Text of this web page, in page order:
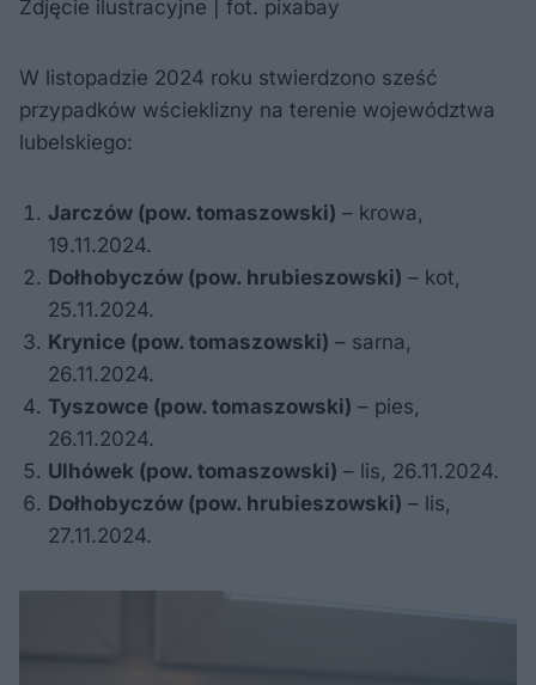
Zdjęcie ilustracyjne | fot. pixabay
W listopadzie 2024 roku stwierdzono sześć
przypadków wścieklizny na terenie województwa
lubelskiego:
Jarczów (pow. tomaszowski) – krowa,
19.11.2024.
Dołhobyczów (pow. hrubieszowski) – kot,
25.11.2024.
Krynice (pow. tomaszowski) – sarna,
26.11.2024.
Tyszowce (pow. tomaszowski) – pies,
26.11.2024.
Ulhówek (pow. tomaszowski) – lis, 26.11.2024.
Dołhobyczów (pow. hrubieszowski) – lis,
27.11.2024.